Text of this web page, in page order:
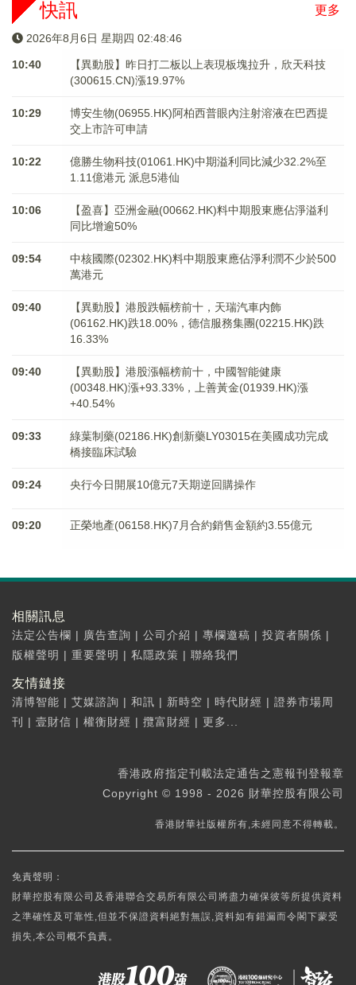
更多
快訊
2026年8月6日 星期四 02:48:46
10:40
【異動股】昨日打二板以上表現板塊拉升，欣天科技
(300615.CN)漲19.97%
10:29
博安生物(06955.HK)阿柏西普眼內注射溶液在巴西提
交上市許可申請
10:22
億勝生物科技(01061.HK)中期溢利同比減少32.2%至
1.11億港元 派息5港仙
10:06
【盈喜】亞洲金融(00662.HK)料中期股東應佔淨溢利
同比增逾50%
09:54
中核國際(02302.HK)料中期股東應佔淨利潤不少於500
萬港元
09:40
【異動股】港股跌幅榜前十，天瑞汽車内飾
(06162.HK)跌18.00%，德信服務集團(02215.HK)跌
16.33%
09:40
【異動股】港股漲幅榜前十，中國智能健康
(00348.HK)漲+93.33%，上善黃金(01939.HK)漲
+40.54%
09:33
綠葉制藥(02186.HK)創新藥LY03015在美國成功完成
橋接臨床試驗
09:24 央行今日開展10億元7天期逆回購操作
09:20 正榮地產(06158.HK)7月合約銷售金額約3.55億元
相關訊息
法定公告欄 | 廣告查詢 | 公司介紹 | 專欄邀稿 | 投資者關係 |
版權聲明 | 重要聲明 | 私隱政策 | 聯絡我們
友情鏈接
清博智能 | 艾媒諮詢 | 和訊 | 新時空 | 時代財經 | 證券市場周
刊
| 壹財信 | 權衡財經 | 攬富財經 | 更多...
香港政府指定刊載法定通告之憲報刊登報章
Copyright © 1998 - 2026 財華控股有限公司
香港財華社版權所有,未經同意不得轉載。
免責聲明：
財華控股有限公司及香港聯合交易所有限公司將盡力確保彼等所提供資料
之準確性及可靠性,但並不保證資料絕對無誤,資料如有錯漏而令閣下蒙受
損失,本公司概不負責。